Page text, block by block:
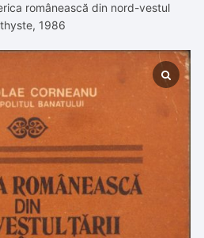
românească din nord-vestul
1986